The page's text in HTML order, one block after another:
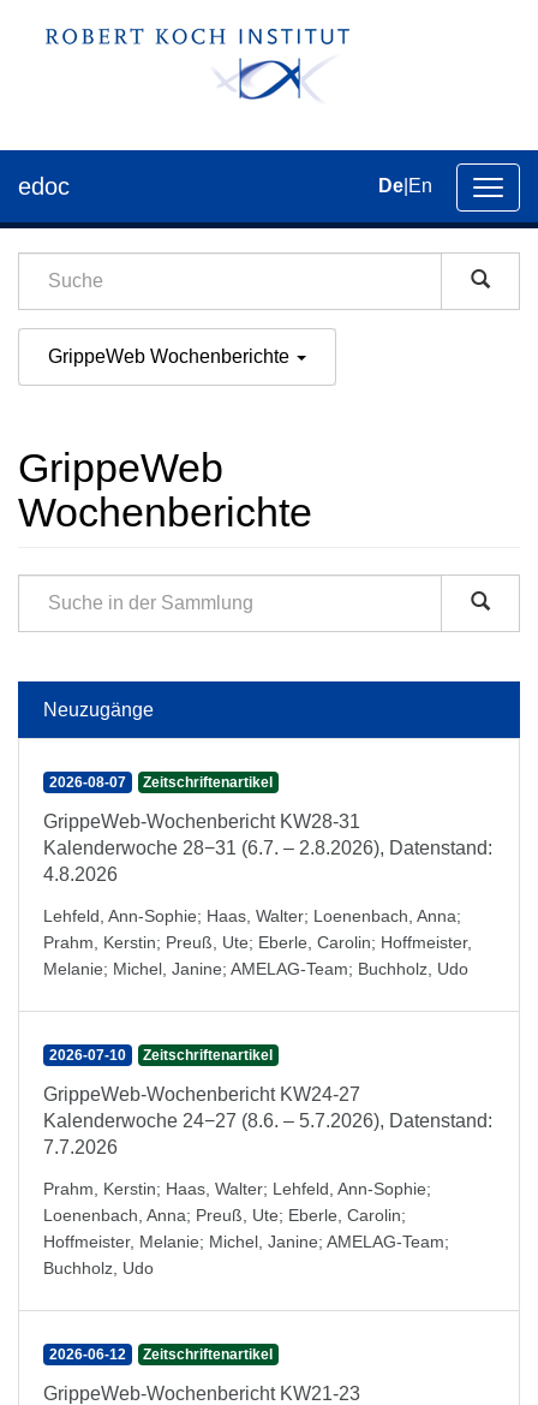
der
edoc De En
GrippeWeb Wochenberichte
GrippeWeb
Wochenberichte
Neuzugänge
2026-08-07 Zeitschriftenartikel
GrippeWeb-Wochenbericht KW28-31
Kalenderwoche 28−31 (6.7. – 2.8.2026), Datenstand:
4.8.2026
Lehfeld, Ann-Sophie; Haas, Walter; Loenenbach, Anna;
Prahm, Kerstin; Preuß, Ute; Eberle, Carolin; Hoffmeister,
Melanie; Michel, Janine; AMELAG-Team; Buchholz, Udo
2026-07-10 Zeitschriftenartikel
GrippeWeb-Wochenbericht KW24-27
Kalenderwoche 24−27 (8.6. – 5.7.2026), Datenstand:
7.7.2026
Prahm, Kerstin; Haas, Walter; Lehfeld, Ann-Sophie;
Loenenbach, Anna; Preuß, Ute; Eberle, Carolin;
Hoffmeister, Melanie; Michel, Janine; AMELAG-Team;
Buchholz, Udo
2026-06-12 Zeitschriftenartikel
GrippeWeb-Wochenbericht KW21-23